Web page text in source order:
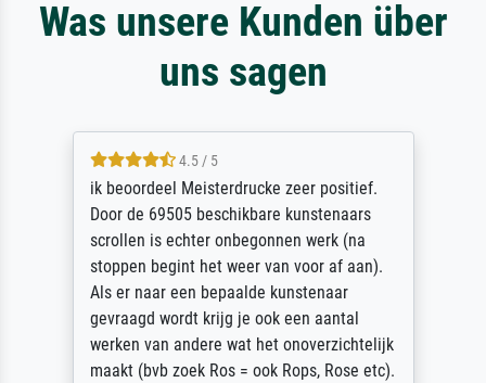
Was unsere Kunden über
uns sagen
4.5 / 5
ik beoordeel Meisterdrucke zeer positief.
Door de 69505 beschikbare kunstenaars
scrollen is echter onbegonnen werk (na
stoppen begint het weer van voor af aan).
Als er naar een bepaalde kunstenaar
gevraagd wordt krijg je ook een aantal
werken van andere wat het onoverzichtelijk
maakt (bvb zoek Ros = ook Rops, Rose etc).